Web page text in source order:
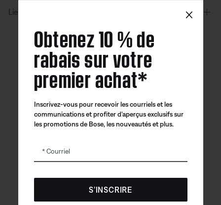
Liens supplémentaires
| Français
Application
Bose
Bose Connect
Bose QCE
×
Obtenez 10 % de
rabais sur votre
premier achat*
Inscrivez-vous pour recevoir les courriels et les
communications et profiter d’aperçus exclusifs sur
les promotions de Bose, les nouveautés et plus.
Courriel
S’INSCRIRE